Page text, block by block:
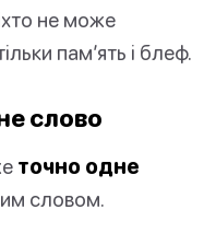
не може
пам’ять і блеф.
слово
точно одне
словом.